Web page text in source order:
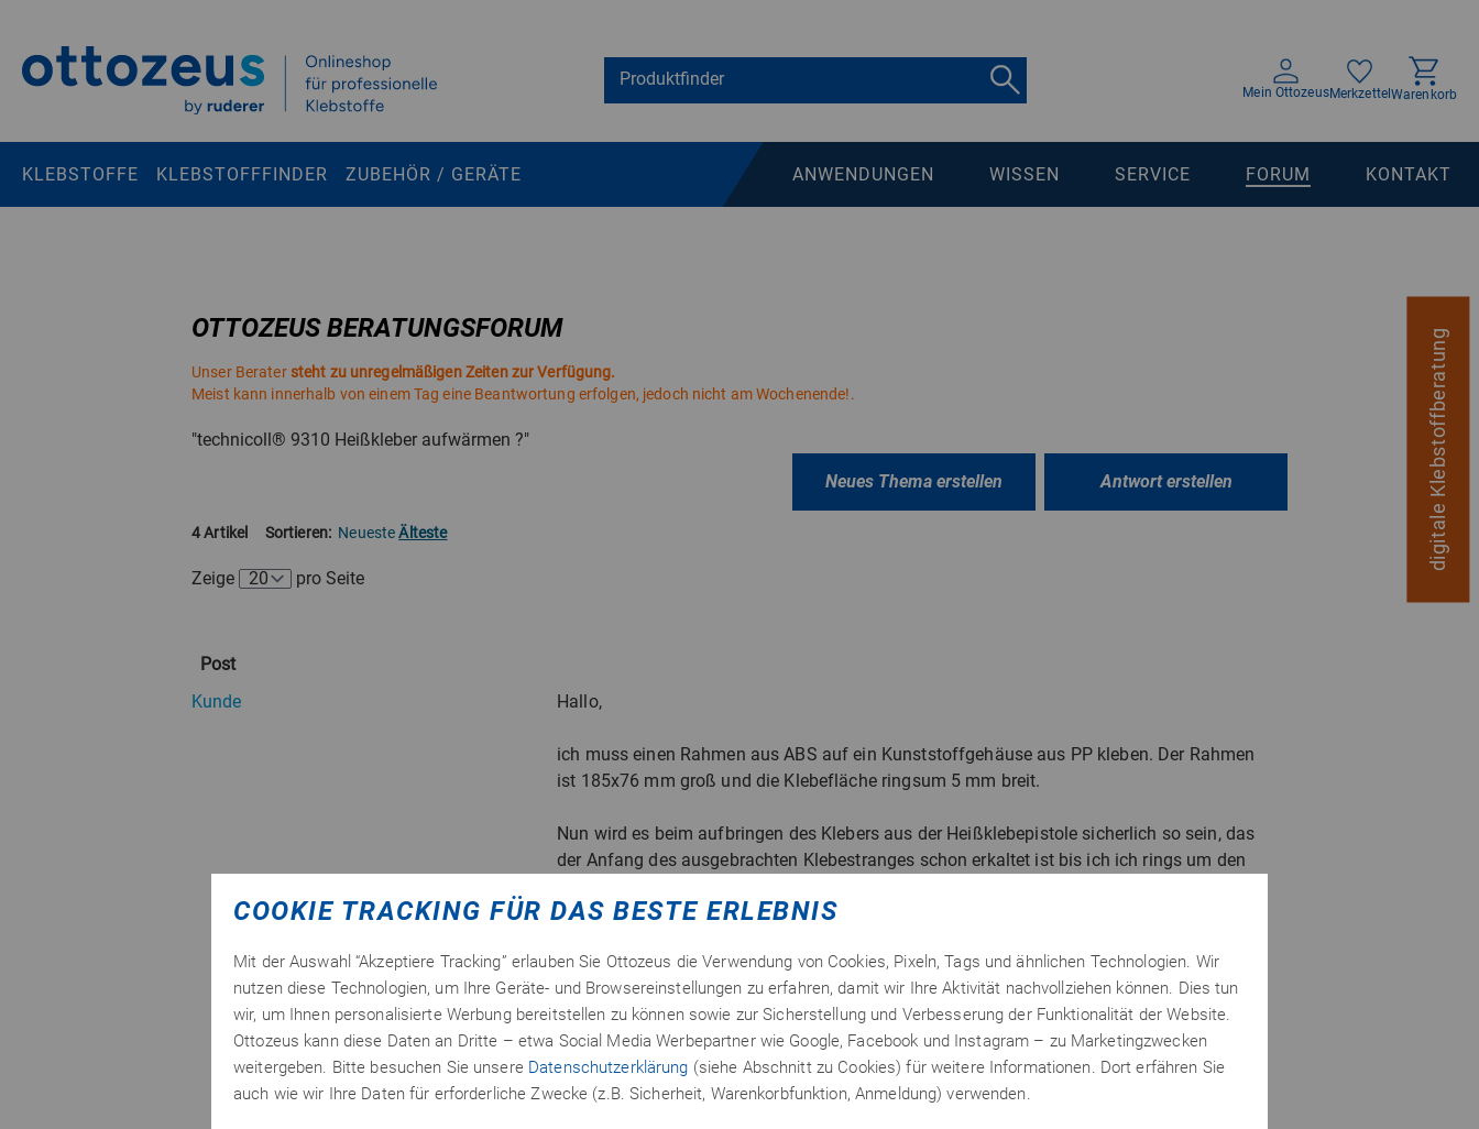
Springen zu
Shift + ALt + A
Shift + Alt + Z
Mein OttozeusMerkzettelWarenkorb
KLEBSTOFFE KLEBSTOFFFINDER ZUBEHÖR / GERÄTE ANWENDUNGEN WISSEN SERVICE FORUM KONTAKT
digitale Klebstoffberatung
OTTOZEUS BERATUNGSFORUM
Unser Beratersteht zu unregelmäßigen Zeiten zur Verfügung.
Meist kann innerhalb von einem Tag eine Beantwortung erfolgen, jedoch nicht am Wochenende!.
"technicoll® 9310 Heißkleber aufwärmen ?"
Neues Thema erstellen
Antwort erstellen
4 Artikel Sortieren: Neueste Älteste
Zeige pro Seite
Post
Kunde
Hallo,
ich muss einen Rahmen aus ABS auf ein Kunststoffgehäuse aus PP kleben. Der Rahmen
ist 185x76 mm groß und die Klebefläche ringsum 5 mm breit.
Nun wird es beim aufbringen des Klebers aus der Heißklebepistole sicherlich so sein, das
der Anfang des ausgebrachten Klebestranges schon erkaltet ist bis ich ich rings um den
erwärmen um eine durchgehend luftdichte und, im Rahmen der Möglichkeiten, stabile
Klebestelle herzustellen oder nimmt der Kleber durch eine Wiedererwärmung Schaden ?
Ich würde die beiden Teile dann nach dem ersten Zusammensetzen mit Leimzwingen
ringsum zusammenklemmmen, die Klebstelle vorsichtig erwärmen und warten bis sich der
flüssige Heißkleber entsprechend gleichmässig verteilt hat. Wenn der Kleber jedoch nur
COOKIE TRACKING FÜR DAS BESTE ERLEBNIS
Mit der Auswahl “Akzeptiere Tracking” erlauben Sie Ottozeus die Verwendung von Cookies, Pixeln, Tags und ähnlichen Technologien. Wir
nutzen diese Technologien, um Ihre Geräte- und Browsereinstellungen zu erfahren, damit wir Ihre Aktivität nachvollziehen können. Dies tun
wir, um Ihnen personalisierte Werbung bereitstellen zu können sowie zur Sicherstellung und Verbesserung der Funktionalität der Website.
Ottozeus kann diese Daten an Dritte – etwa Social Media Werbepartner wie Google, Facebook und Instagram – zu Marketingzwecken
weitergeben. Bitte besuchen Sie unsere Datenschutzerklärung (siehe Abschnitt zu Cookies) für weitere Informationen. Dort erfähren Sie
auch wie wir Ihre Daten für erforderliche Zwecke (z.B. Sicherheit, Warenkorbfunktion, Anmeldung) verwenden.